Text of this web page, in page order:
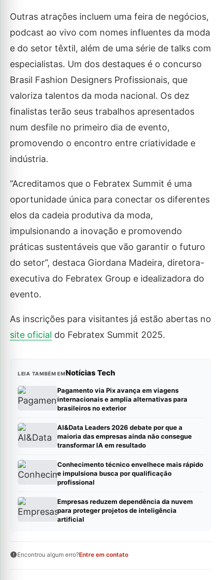
Outras atrações incluem uma feira de negócios,
podcast ao vivo com nomes influentes da moda
e do setor têxtil, além de uma série de talks com
especialistas. Um dos destaques é o concurso
Brasil Fashion Designers Profissionais, que
valoriza talentos da moda nacional. Os dez
finalistas terão seus trabalhos apresentados
num desfile no primeiro dia de evento,
promovendo o encontro entre criatividade e
indústria.
“Acreditamos que o Febratex Summit é uma
oportunidade única para conectar os diferentes
elos da cadeia produtiva da moda,
impulsionando a inovação e promovendo
práticas sustentáveis que vão garantir o futuro
do setor”, destaca Giordana Madeira, diretora-
executiva do Febratex Group e idealizadora do
evento.
As inscrições para visitantes já estão abertas no
site oficial do Febratex Summit 2025.
LEIA TAMBÉM EMNotícias Tech
Pagamento via Pix avança em viagens
internacionais e amplia alternativas para
brasileiros no exterior
AI&Data Leaders 2026 debate por que a
maioria das empresas ainda não consegue
transformar IA em resultado
Conhecimento técnico envelhece mais rápido
e impulsiona busca por qualificação
profissional
Empresas reduzem dependência da nuvem
para proteger projetos de inteligência
artificial
Encontrou algum erro?Entre em contato